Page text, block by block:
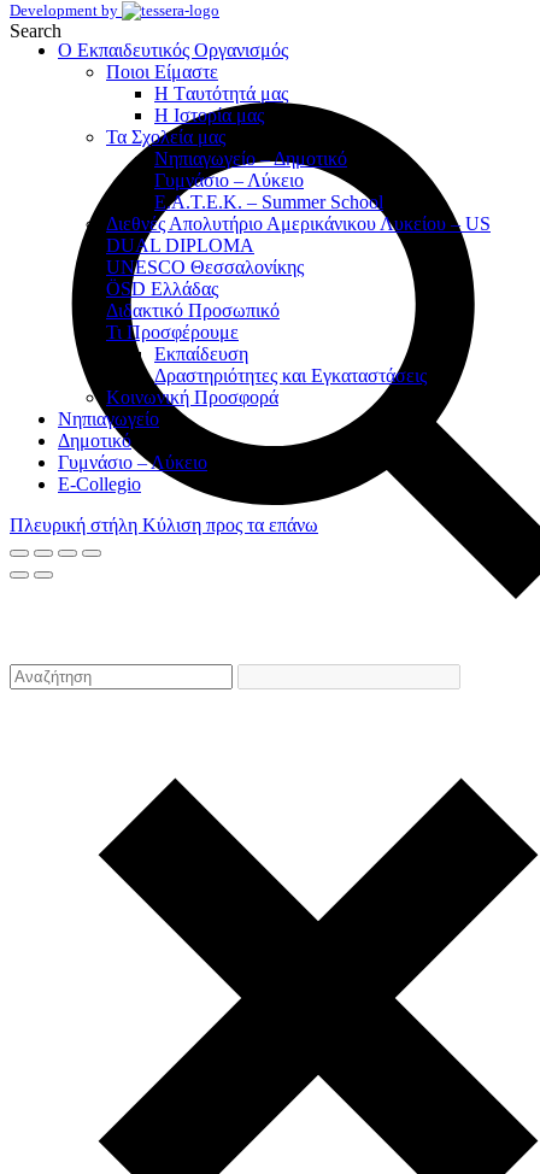
Development by
Search
Ο Εκπαιδευτικός Οργανισμός
Ποιοι Είμαστε
Η Tαυτότητά μας
Η Ιστορία μας
Τα Σχολεία μας
Νηπιαγωγείο – Δημοτικό
Γυμνάσιο – Λύκειο
Ε.Α.Τ.Ε.Κ. – Summer School
Διεθνές Απολυτήριο Αμερικάνικου Λυκείου – US
DUAL DIPLOMA
UNESCO Θεσσαλονίκης
ÖSD Ελλάδας
Διδακτικό Προσωπικό
Τι Προσφέρουμε
Eκπαίδευση
Δραστηριότητες και Εγκαταστάσεις
Κοινωνική Προσφορά
Νηπιαγωγείο
Δημοτικό
Γυμνάσιο – Λύκειο
E-Collegio
Πλευρική στήλη Κύλιση προς τα επάνω